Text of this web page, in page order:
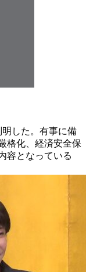
した。有事に備
格化、経済安全保
容となっている